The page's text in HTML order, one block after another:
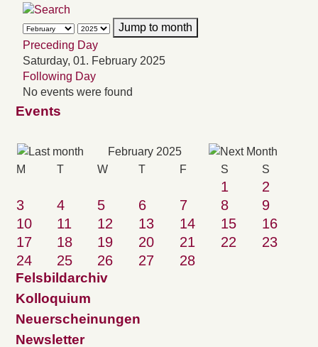
Jump to month
Preceding Day
Saturday, 01. February 2025
Following Day
No events were found
Events
February 2025
M T W T F S S
1
2
3
4 5 6 7 8
9
10
11 12 13 14 15
16
17
18 19 20 21 22
23
24
25 26 27 28
Felsbildarchiv
Kolloquium
Neuerscheinungen
Newsletter